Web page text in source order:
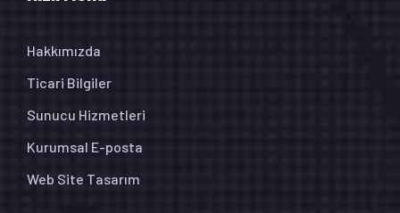
Hakkımızda
Ticari Bilgiler
Sunucu Hizmetleri
Kurumsal E-posta
Web Site Tasarım